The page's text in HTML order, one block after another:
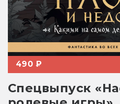
490 ₽
Спецвыпуск